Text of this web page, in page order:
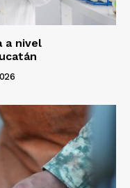
a nivel